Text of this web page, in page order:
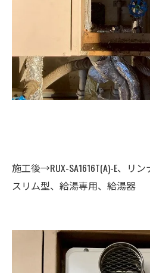
施工後→RUX-SA1616T(A)-E、リ
スリム型、給湯専用、給湯器